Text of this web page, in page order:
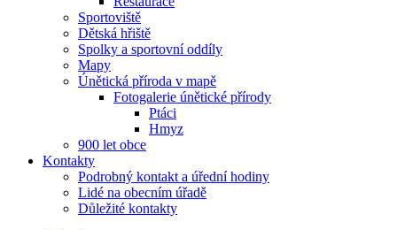
Sportoviště
Dětská hřiště
Spolky a sportovní oddíly
Mapy
Únětická příroda v mapě
Fotogalerie únětické přírody
Ptáci
Hmyz
900 let obce
Kontakty
Podrobný kontakt a úřední hodiny
Lidé na obecním úřadě
Důležité kontakty